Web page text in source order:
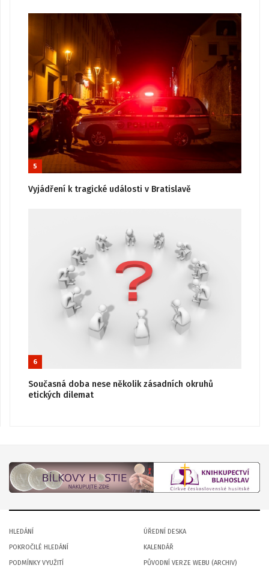
5
Vyjádření k tragické události v Bratislavě
6
Současná doba nese několik zásadních okruhů
etických dilemat
HLEDÁNÍ
POKROČILÉ HLEDÁNÍ
PODMÍNKY VYUŽITÍ
ÚŘEDNÍ DESKA
KALENDÁŘ
PŮVODNÍ VERZE WEBU (ARCHIV)